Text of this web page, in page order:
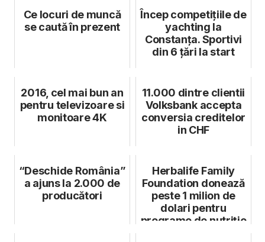
Ce locuri de muncă
se caută în prezent
Încep competițiile de
yachting la
Constanța. Sportivi
din 6 țări la start
2016, cel mai bun an
pentru televizoare si
monitoare 4K
11.000 dintre clientii
Volksbank accepta
conversia creditelor
in CHF
“Deschide România”
a ajuns la 2.000 de
producători
Herbalife Family
Foundation donează
peste 1 milion de
dolari pentru
programe de nutriție